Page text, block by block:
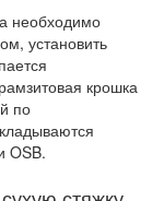
необходимо
установить
крошка
по
OSB.